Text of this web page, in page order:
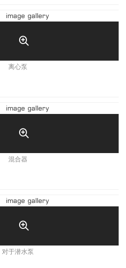
离心泵
混合器
对于潜水泵